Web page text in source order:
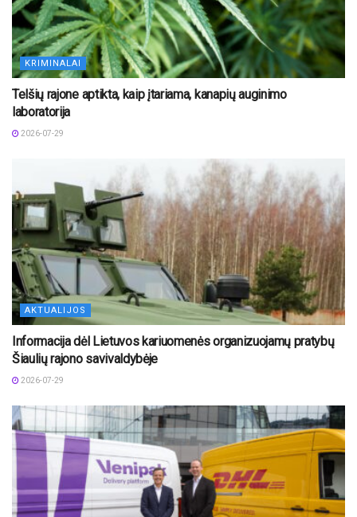
KRIMINALAI
Telšių rajone aptikta, kaip įtariama, kanapių auginimo
laboratorija
2026-07-29
AKTUALIJOS
Informacija dėl Lietuvos kariuomenės organizuojamų pratybų
Šiaulių rajono savivaldybėje
2026-07-29